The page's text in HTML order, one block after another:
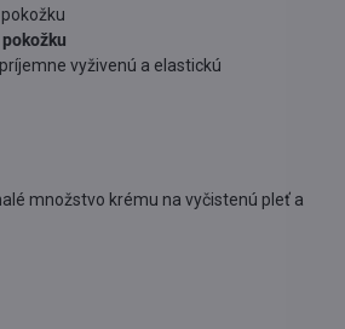
vyživenú a elastickú
množstvo krému na vyčistenú pleť a